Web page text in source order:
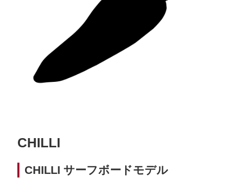
CHILLI
CHILLI サーフボードモデル